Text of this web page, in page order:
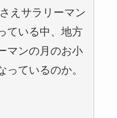
えサラリーマン
ている中、地方
マンの月のお小
ているのか。